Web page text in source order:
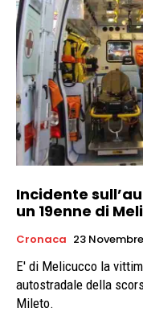
Incidente
un 19enne di
Cronaca 23
E' di Melicucco la
autostradale della
Mileto.